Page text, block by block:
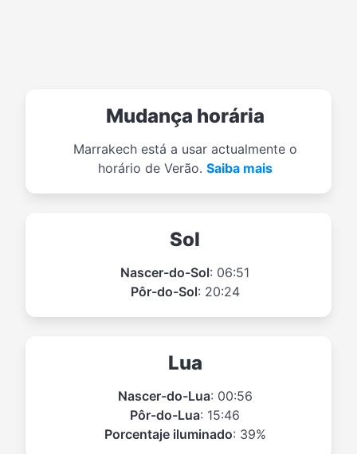
Mudança horária
Marrakech está a usar actualmente o
horário de Verão. Saiba mais
Sol
Nascer-do-Sol: 06:51
Pôr-do-Sol: 20:24
Lua
Nascer-do-Lua: 00:56
Pôr-do-Lua: 15:46
Porcentaje iluminado: 39%